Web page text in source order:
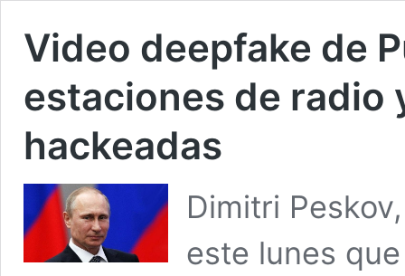
Video deepfake de
estaciones de radio
hackeadas
Dimitri
este lunes